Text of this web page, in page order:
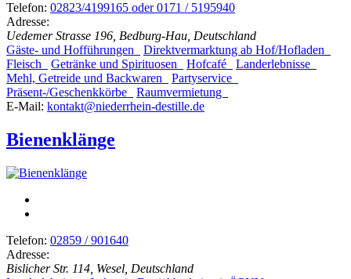
Telefon: 02823/4199165 oder 0171 / 5195940
Adresse:
Uedemer Strasse 196, Bedburg-Hau, Deutschland
Gäste- und Hofführungen
Direktvermarktung ab Hof/Hofladen
Fleisch
Getränke und Spirituosen Hofcafé
Landerlebnisse
Mehl, Getreide und Backwaren
Partyservice
Präsent-/Geschenkkörbe
Raumvermietung
E-Mail: kontakt@niederrhein-destille.de
Bienenklänge
Telefon: 02859 / 901640
Adresse:
Bislicher Str. 114, Wesel, Deutschland